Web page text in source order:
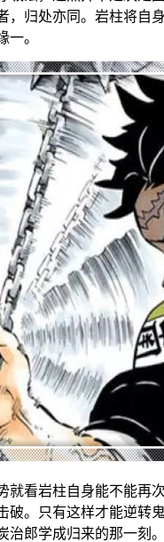
，归处亦同。岩柱将自
一。
就看岩柱自身能不能再
破。只有这样才能逆转
治郎学成归来的那一刻